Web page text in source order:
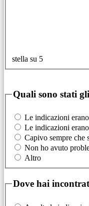
stella su 5
Quali sono stati
Le indicazioni
Le indicazioni
Capivo sempre che
Non ho avuto
Altro
Dove hai